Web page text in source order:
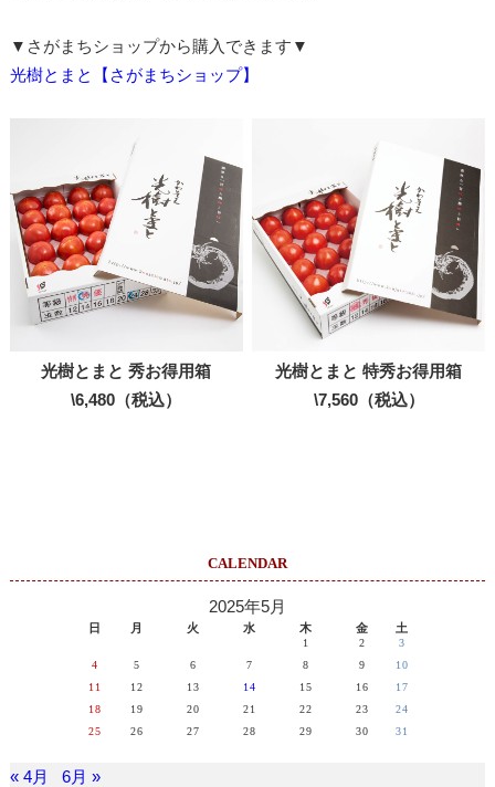
▼さがまちショップから購入できます▼
光樹とまと【さがまちショップ】
光樹とまと 秀お得用箱
\6,480（税込）
光樹とまと 特秀お得用箱
\7,560（税込）
CALENDAR
2025年5月
日 月 火 水 木 金 土
1 2
3
4
5 6 7 8 9
10
11
12 13 14 15 16
17
18
19 20 21 22 23
24
25
26 27 28 29 30 31
« 4月 6月 »